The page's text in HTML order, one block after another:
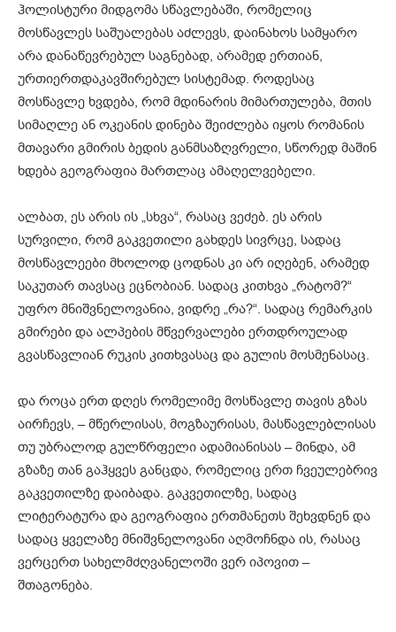
ჰოლისტური მიდგომა სწავლებაში, რომელიც
მოსწავლეს საშუალებას აძლევს, დაინახოს სამყარო
არა დანაწევრებულ საგნებად, არამედ ერთიან,
ურთიერთდაკავშირებულ სისტემად. როდესაც
მოსწავლე ხვდება, რომ მდინარის მიმართულება, მთის
სიმაღლე ან ოკეანის დინება შეიძლება იყოს რომანის
მთავარი გმირის ბედის განმსაზღვრელი, სწორედ მაშინ
ხდება გეოგრაფია მართლაც ამაღელვებელი.
ალბათ, ეს არის ის „სხვა“, რასაც ვეძებ. ეს არის
სურვილი, რომ გაკვეთილი გახდეს სივრცე, სადაც
მოსწავლეები მხოლოდ ცოდნას კი არ იღებენ, არამედ
საკუთარ თავსაც ეცნობიან. სადაც კითხვა „რატომ?“
უფრო მნიშვნელოვანია, ვიდრე „რა?“. სადაც რემარკის
გმირები და ალპების მწვერვალები ერთდროულად
გვასწავლიან რუკის კითხვასაც და გულის მოსმენასაც.
და როცა ერთ დღეს რომელიმე მოსწავლე თავის გზას
აირჩევს, – მწერლისას, მოგზაურისას, მასწავლებლისას
თუ უბრალოდ გულწრფელი ადამიანისას – მინდა, ამ
გზაზე თან გაჰყვეს განცდა, რომელიც ერთ ჩვეულებრივ
გაკვეთილზე დაიბადა. გაკვეთილზე, სადაც
ლიტერატურა და გეოგრაფია ერთმანეთს შეხვდნენ და
სადაც ყველაზე მნიშვნელოვანი აღმოჩნდა ის, რასაც
ვერცერთ სახელმძღვანელოში ვერ იპოვით –
შთაგონება.